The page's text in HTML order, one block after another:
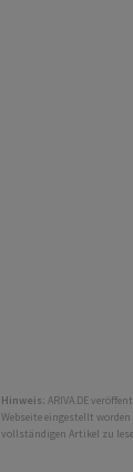
Hinweis: ARIVA.DE
Webseite eingestellt
vollständigen Artikel zu